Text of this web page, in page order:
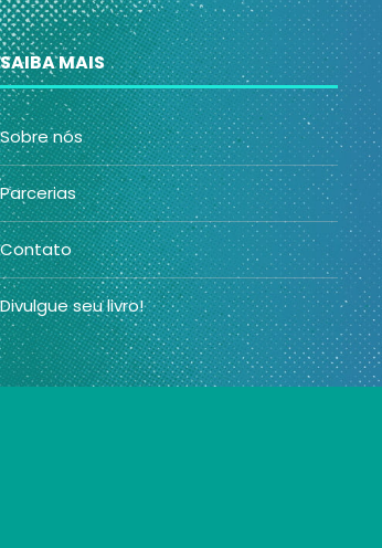
SAIBA MAIS
Sobre nós
Parcerias
Contato
Divulgue seu livro!